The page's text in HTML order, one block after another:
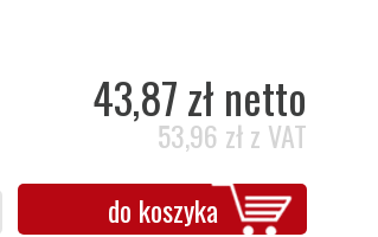
43,87 zł netto
53,96 zł z VAT
do koszyka